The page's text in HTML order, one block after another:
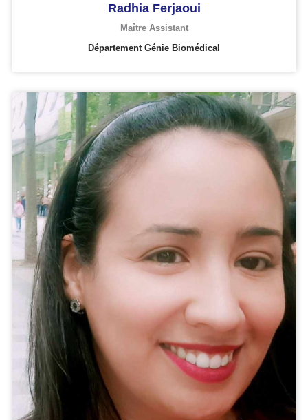
Radhia Ferjaoui
Maître Assistant
Département Génie Biomédical